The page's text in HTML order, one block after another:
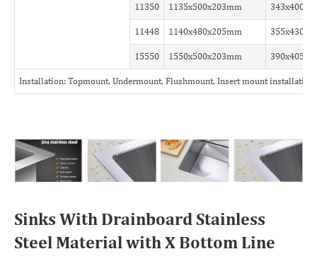
11350 1135x500x203mm
11448 1140x480x205mm
15550 1550x500x203mm
Installation: Topmount, Undermount, Flushmount, Insert mount installation
Sinks With Drainboard Stainless
Steel Material with X Bottom Line